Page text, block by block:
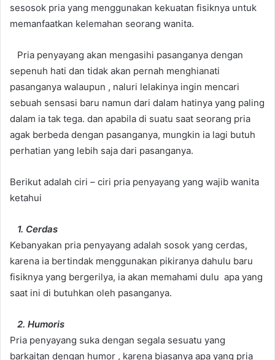
sesosok pria yang menggunakan kekuatan fisiknya untuk
memanfaatkan kelemahan seorang wanita.
Pria penyayang akan mengasihi pasanganya dengan
sepenuh hati dan tidak akan pernah menghianati
pasanganya walaupun , naluri lelakinya ingin mencari
sebuah sensasi baru namun dari dalam hatinya yang paling
dalam ia tak tega. dan apabila di suatu saat seorang pria
agak berbeda dengan pasanganya, mungkin ia lagi butuh
perhatian yang lebih saja dari pasanganya.
Berikut adalah ciri – ciri pria penyayang yang wajib wanita
ketahui
1. Cerdas
Kebanyakan pria penyayang adalah sosok yang cerdas,
karena ia bertindak menggunakan pikiranya dahulu baru
fisiknya yang bergerilya, ia akan memahami dulu apa yang
saat ini di butuhkan oleh pasanganya.
2. Humoris
Pria penyayang suka dengan segala sesuatu yang
barkaitan dengan humor , karena biasanya apa yang pria